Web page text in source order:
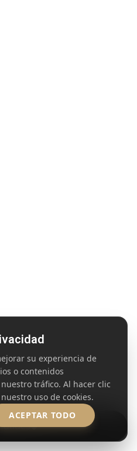
su experiencia de
o contenidos
tráfico. Al hacer clic
uso de cookies.
ACEPTAR TODO